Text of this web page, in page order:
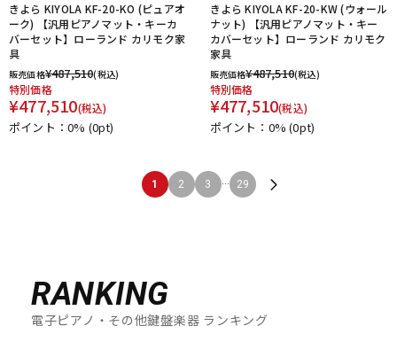
きよら KIYOLA KF-20-KO (ピュアオ
ーク) 【汎用ピアノマット・キーカ
バーセット】ローランド カリモク家
具
販売価格¥487,510(税込)
特別価格
¥477,510(税込)
ポイント：0% (0pt)
きよら KIYOLA KF-20-KW (ウォール
ナット) 【汎用ピアノマット・キー
カバーセット】ローランド カリモク
家具
販売価格¥487,510(税込)
特別価格
¥477,510(税込)
ポイント：0%(0pt)
1 2 3 ... 29
RANKING
電子ピアノ・その他鍵盤楽器 ランキング